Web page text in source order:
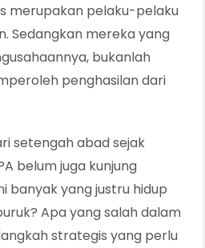
merupakan pelaku-pelaku
Sedangkan mereka yang
bukanlah
penghasilan dari
setengah abad sejak
belum juga kunjung
banyak yang justru hidup
Apa yang salah dalam
strategis yang perlu